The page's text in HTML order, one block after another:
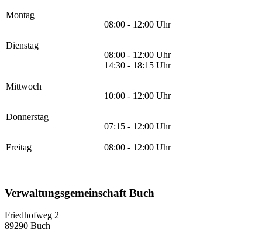
Montag
08:00 - 12:00 Uhr
Dienstag
08:00 - 12:00 Uhr
14:30 - 18:15 Uhr
Mittwoch
10:00 - 12:00 Uhr
Donnerstag
07:15 - 12:00 Uhr
Freitag 08:00 - 12:00 Uhr
Verwaltungsgemeinschaft Buch
Friedhofweg 2
89290 Buch